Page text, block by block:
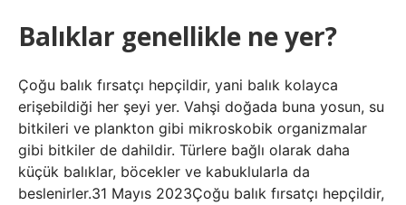
Balıklar genellikle ne yer?
Çoğu balık fırsatçı hepçildir, yani balık kolayca
erişebildiği her şeyi yer. Vahşi doğada buna yosun, su
bitkileri ve plankton gibi mikroskobik organizmalar
gibi bitkiler de dahildir. Türlere bağlı olarak daha
küçük balıklar, böcekler ve kabuklularla da
beslenirler.31 Mayıs 2023Çoğu balık fırsatçı hepçildir,